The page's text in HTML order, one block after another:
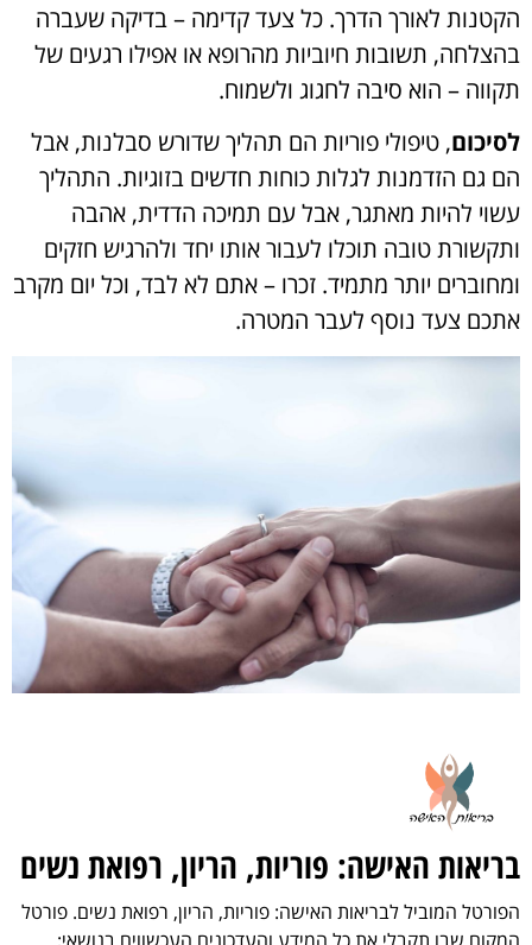
הקטנות לאורך הדרך. כל צעד קדימה – בדיקה שעברה
בהצלחה, תשובות חיוביות מהרופא או אפילו רגעים של
תקווה – הוא סיבה לחגוג ולשמוח.
לסיכום, טיפולי פוריות הם תהליך שדורש סבלנות, אבל
הם גם הזדמנות לגלות כוחות חדשים בזוגיות. התהליך
עשוי להיות מאתגר, אבל עם תמיכה הדדית, אהבה
ותקשורת טובה תוכלו לעבור אותו יחד ולהרגיש חזקים
ומחוברים יותר מתמיד. זכרו – אתם לא לבד, וכל יום מקרב
אתכם צעד נוסף לעבר המטרה.
בריאות האישה: פוריות, הריון, רפואת נשים
הפורטל המוביל לבריאות האישה: פוריות, הריון, רפואת נשים. פורטל
המקום שבו תקבלי את כל המידע והעדכונים העכשווים בנושאי: